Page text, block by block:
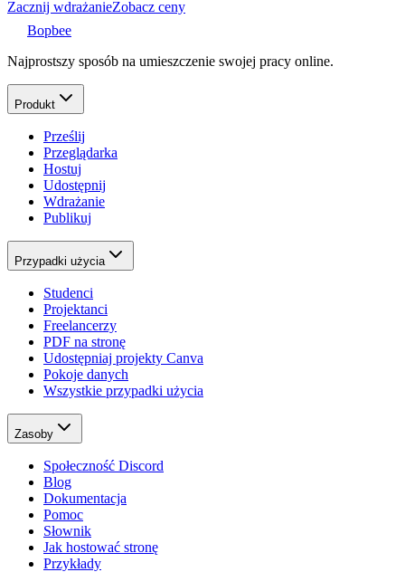
Zacznij wdrażanieZobacz ceny
Bopbee
Najprostszy sposób na umieszczenie swojej pracy online.
Produkt
Prześlij
Przeglądarka
Hostuj
Udostępnij
Wdrażanie
Publikuj
Przypadki użycia
Studenci
Projektanci
Freelancerzy
PDF na stronę
Udostępniaj projekty Canva
Pokoje danych
Wszystkie przypadki użycia
Zasoby
Społeczność Discord
Blog
Dokumentacja
Pomoc
Słownik
Jak hostować stronę
Przykłady